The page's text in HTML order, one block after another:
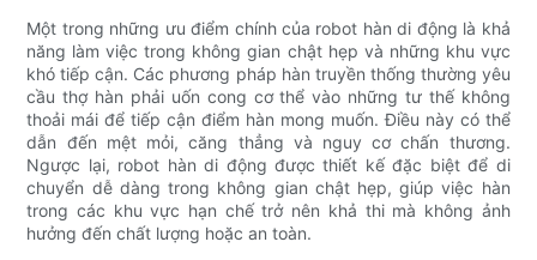
Một trong những ưu điểm chính của robot hàn di động là khả
năng làm việc trong không gian chật hẹp và những khu vực
khó tiếp cận. Các phương pháp hàn truyền thống thường yêu
cầu thợ hàn phải uốn cong cơ thể vào những tư thế không
thoải mái để tiếp cận điểm hàn mong muốn. Điều này có thể
dẫn đến mệt mỏi, căng thẳng và nguy cơ chấn thương.
Ngược lại, robot hàn di động được thiết kế đặc biệt để di
chuyển dễ dàng trong không gian chật hẹp, giúp việc hàn
trong các khu vực hạn chế trở nên khả thi mà không ảnh
hưởng đến chất lượng hoặc an toàn.